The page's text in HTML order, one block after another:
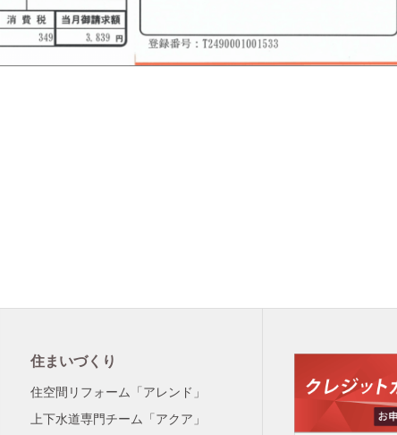
住まいづくり
住空間リフォーム「アレンド」
上下水道専門チーム「アクア」